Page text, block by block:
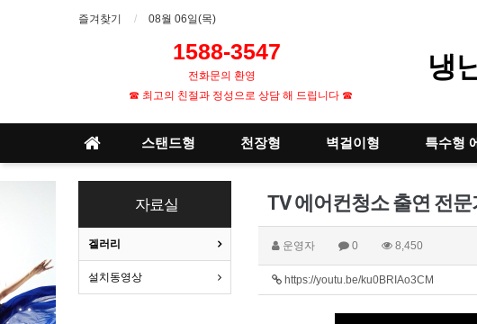
즐겨찾기 08월 06일(목)
1588-3547
전화문의 환영
☎ 최고의 친절과 정성으로 상담 해 드립니다 ☎
냉
스탠드형 천장형 벽걸이형 특수형
TV 에어컨청소 출연 전
운영자 0 8,450
https://youtu.be/ku0BRIAo3CM
자료실
겔러리
설치동영상